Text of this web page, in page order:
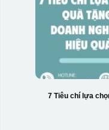
7 Tiêu chí lựa